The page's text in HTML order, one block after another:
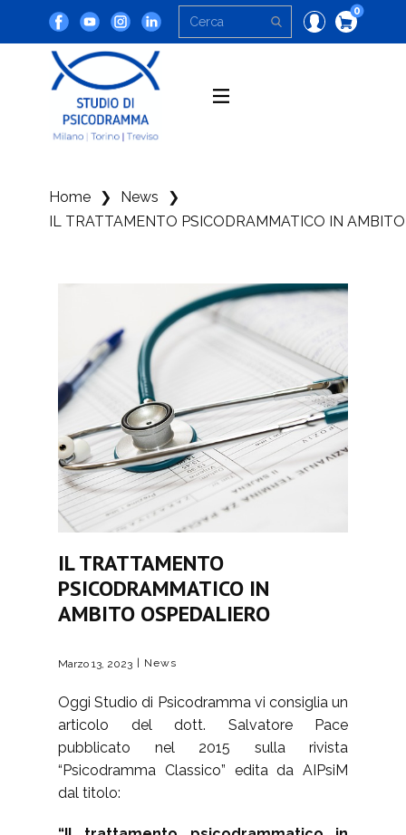
0
Home ❯ News
❯
IL TRATTAMENTO PSICODRAMMATICO IN
IL TRATTAMENTO
PSICODRAMMATICO IN
AMBITO OSPEDALIERO
Marzo 13, 2023 News
Oggi Studio di Psicodramma vi consiglia un
articolo del dott. Salvatore Pace
pubblicato nel 2015 sulla rivista
“Psicodramma Classico” edita da AIPsiM
dal titolo: